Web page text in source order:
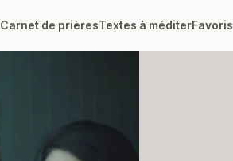
Carnet de prièresTextes à méditerFavoris